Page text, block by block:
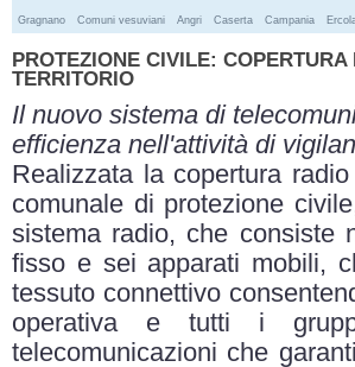
Gragnano Comuni vesuviani Angri Caserta Campania
PROTEZIONE CIVILE:
TERRITORIO
Il nuovo sistema di
efficienza nell'attività di
Realizzata la copertura
comunale di protezione
sistema radio, che consiste
fisso e sei apparati mobili,
tessuto connettivo
operativa e tutti i
telecomunicazioni che